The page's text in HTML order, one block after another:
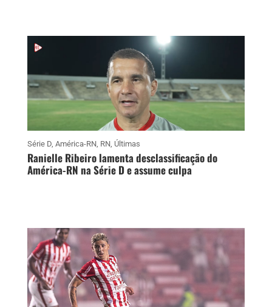
Série D, América-RN, RN, Últimas
Ranielle Ribeiro lamenta desclassificação do
América-RN na Série D e assume culpa